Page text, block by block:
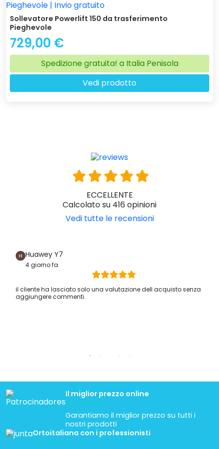
Sollevatore Powerlift 150 da trasferimento
Pieghevole
729,00 €
Spedizione gratuita! a Italia Penisola
Vedi prodotto
ECCELLENTE
Calcolato su 416 opinioni
Vedi tutte le recensioni
Huawey Y7
4 giorno fa
il cliente ha lasciato solo una valutazione dell acquisto senza
aggiungere commenti.
Il miglior prezzo online
Garantiamo il miglior prezzo su tutti i
nostri prodotti
Ortoitaliana con i professionisti